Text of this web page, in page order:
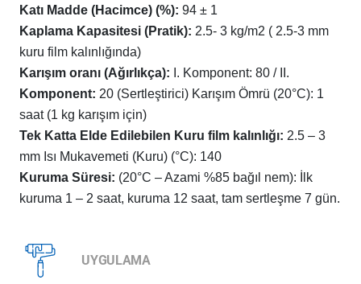
Katı Madde (Hacimce) (%): 94 ± 1
Kaplama Kapasitesi (Pratik): 2.5- 3 kg/m2 ( 2.5-3 mm
kuru film kalınlığında)
Karışım oranı (Ağırlıkça): I. Komponent: 80 / II.
Komponent: 20 (Sertleştirici) Karışım Ömrü (20°C): 1
saat (1 kg karışım için)
Tek Katta Elde Edilebilen Kuru film kalınlığı: 2.5 – 3
mm Isı Mukavemeti (Kuru) (°C): 140
Kuruma Süresi: (20°C – Azami %85 bağıl nem): İlk
kuruma 1 – 2 saat, kuruma 12 saat, tam sertleşme 7 gün.
UYGULAMA